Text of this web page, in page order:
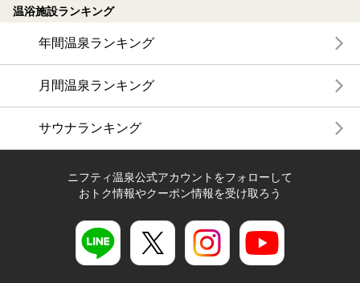
温浴施設ランキング
年間温泉ランキング
月間温泉ランキング
サウナランキング
ニフティ温泉公式アカウントをフォローして
おトク情報やクーポン情報を受け取ろう